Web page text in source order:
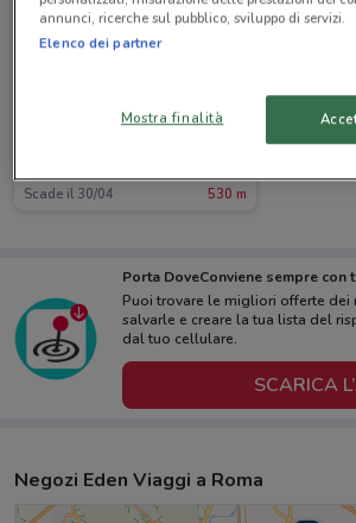
Scade il 30/04 530 m
Porta DoveConviene sempre con
Puoi trovare le migliori offerte dei
salvarle e creare la tua lista del
dal tuo cellulare.
SCARICA
Negozi Eden Viaggi a Roma
annunci, ricerche sul pubblico, sviluppo di servizi.
Elenco dei partner
Mostra finalità